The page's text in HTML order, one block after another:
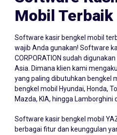
Mobil Terbaik
Software kasir bengkel mobil
wajib Anda gunakan! Software
CORPORATION sudah
Asia. Dimana klien kami
yang paling dibutuhkan bengkel
bengkel mobil Hyundai, Honda,
Mazda, KIA, hingga Lamborghini
Software kasir bengkel mobil
berbagai fitur dan keunggulan